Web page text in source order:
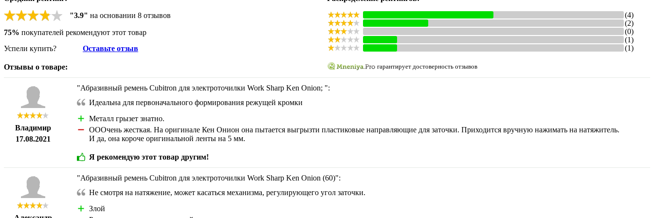
"3.9" на основании 8 отзывов
75% покупателей рекомендуют этот товар
Успели купить?
Оставьте отзыв
(4)
(2)
(0)
(1)
(1)
Отзывы о товаре: гарантирует достоверность отзывов
Владимир
17.08.2021
"Абразивный ремень Cubitron для электроточилки Work Sharp Ken Onion; ":
Идеальна для первоначального формирования режущей кромки
Металл грызет знатно.
ОООчень жесткая. На оригинале Кен Онион она пытается выгрызти пластиковые направляющие для заточки. Приходится вручную нажимать на натяжитель.
И да, она короче оригинальной ленты на 5 мм.
Я рекомендую этот товар другим!
"Абразивный ремень Cubitron для электроточилки Work Sharp Ken Onion (60)":
Не смотря на натяжение, может касаться механизма, регулирующего угол заточки.
Злой